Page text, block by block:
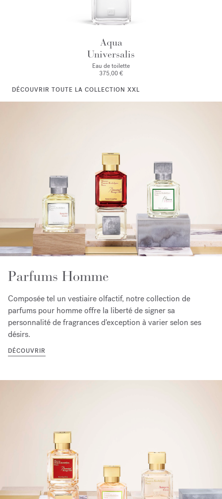
Aqua
Universalis
Eau de toilette
375,00 €
DÉCOUVRIR TOUTE LA COLLECTION XXL
Parfums Homme
Composée tel un vestiaire olfactif, notre collection de
parfums pour homme offre la liberté de signer sa
personnalité de fragrances d'exception à varier selon ses
désirs.
DÉCOUVRIR